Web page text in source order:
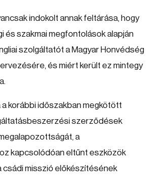
indokolt annak feltárása, hogy
és szakmai megfontolások alapján
szolgáltatót a Magyar Honvédség
és miért került ez mintegy
a korábbi időszakban megkötött
szerződések
a
kapcsolódóan eltűnt eszközök
csádi misszió előkészítésének